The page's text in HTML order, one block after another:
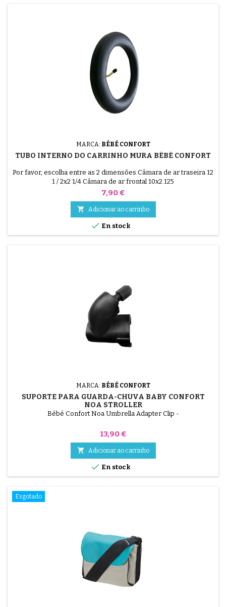
MARCA: BÉBÉ CONFORT
TUBO INTERNO DO CARRINHO MURA BÉBÉ CONFORT
Por favor, escolha entre as 2 dimensões Câmara de ar traseira 12
1 / 2x2 1/4 Câmara de ar frontal 10x2.125
Preço
7,90 €
 Adicionar ao carrinho
 En stock
MARCA: BÉBÉ CONFORT
SUPORTE PARA GUARDA-CHUVA BABY CONFORT
NOA STROLLER
Bébé Confort Noa Umbrella Adapter Clip -
Preço
13,90 €
 Adicionar ao carrinho
 En stock
Esgotado